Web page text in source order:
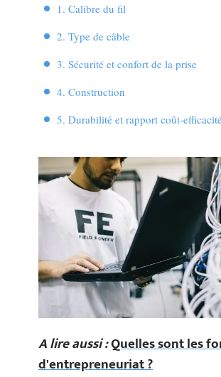
1. Calibre du fil
2. Type de câble
3. Sécurité et confort de la prise
4. Construction
5. Durabilité et rapport coût-
A lire aussi :Quelles sont les
d'entrepreneuriat ?